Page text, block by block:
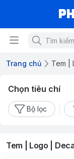
Trang chủ Tem |
Chọn tiêu chí
Bộ lọc
Tem | Logo |